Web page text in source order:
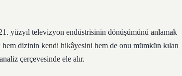
yüzyıl televizyon endüstrisinin dönüşümünü anlamak
dizinin kendi hikâyesini hem de onu mümkün kılan
çerçevesinde ele alır.